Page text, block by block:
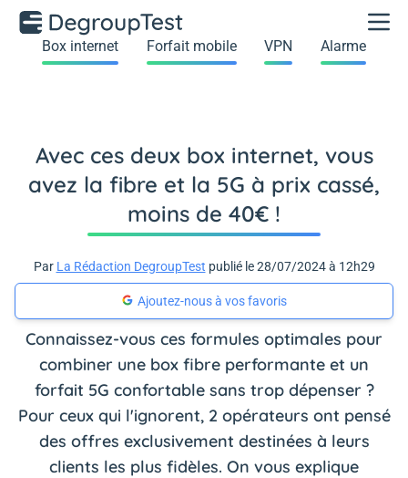
Box internet Forfait mobile VPN Alarme
Avec ces deux box internet, vous
avez la fibre et la 5G à prix cassé,
moins de 40€ !
Par La Rédaction DegroupTest publié le 28/07/2024 à 12h29
Ajoutez-nous à vos favoris
Connaissez-vous ces formules optimales pour
combiner une box fibre performante et un
forfait 5G confortable sans trop dépenser ?
Pour ceux qui l'ignorent, 2 opérateurs ont pensé
des offres exclusivement destinées à leurs
clients les plus fidèles. On vous explique